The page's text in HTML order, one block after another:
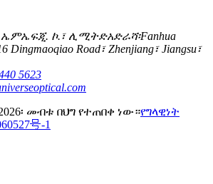
ኤምኤፍጂ. ኮ.፣ ሊሚትድአድራሻ፡Fanhua
Dingmaoqiao Road፣ Zhenjiang፣ Jiangsu፣
5623
መብቱ በህግ የተጠበቀ ነው።የግላዊነት
号-1